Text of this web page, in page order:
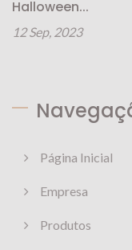
Halloween...
12 Sep, 2023
Página Inicial
Empresa
Produtos